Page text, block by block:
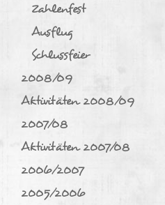
Zahlenfest
Ausflug
Schlussfeier
2008/09
Aktivitäten 2008/09
2007/08
Aktivitäten 2007/08
2006/2007
2005/2006